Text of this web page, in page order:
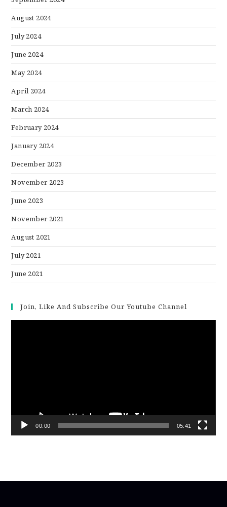
August 2024
July 2024
June 2024
May 2024
April 2024
March 2024
February 2024
January 2024
December 2023
November 2023
June 2023
November 2021
August 2021
July 2021
June 2021
Join, Like And Subscribe Our Youtube Channel
00:00 05:41